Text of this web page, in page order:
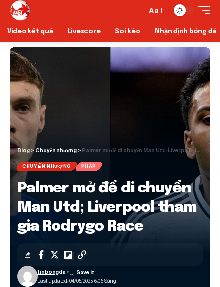
Aa
Video kết quả Livescore Soi kèo Nhận định bóng đá
Blog >Chuyển nhượng > Palmer mở để di chuyển Man Utd; Liverpool tham gia Rodrygo Race
CHUYỂN NHƯỢNG PHÁP
Palmer mở để di chuyển
Man Utd; Liverpool tham
gia Rodrygo Race
Last updated: 04/05/2025 6:06 Sáng
tinbongda